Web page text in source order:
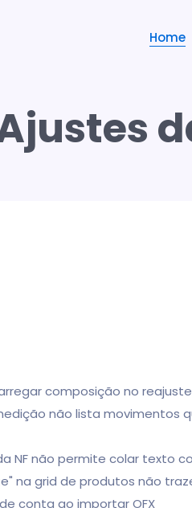
Home
composição no
não lista
NF não permite colar texto
na grid de produtos não
conta ao importar OFX